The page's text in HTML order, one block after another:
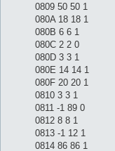
0809 50 50 1
080A 18 18 1
080B 6 6 1
080C 2 2 0
080D 3 3 1
080E 14 14 1
080F 20 20 1
0810 3 3 1
0811 -1 89 0
0812 8 8 1
0813 -1 12 1
0814 86 86 1